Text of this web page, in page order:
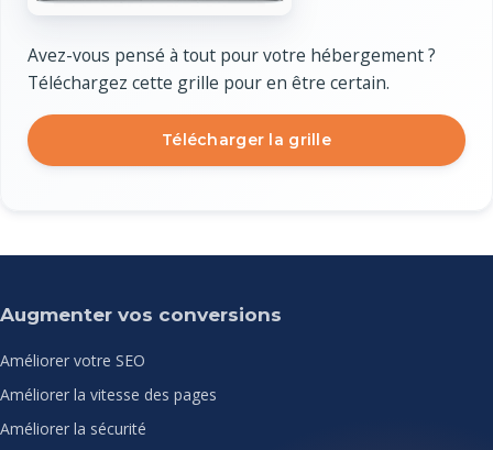
Avez-vous pensé à tout pour votre hébergement ?
Téléchargez cette grille pour en être certain.
Télécharger la grille
Augmenter vos conversions
Améliorer votre SEO
Améliorer la vitesse des pages
Améliorer la sécurité